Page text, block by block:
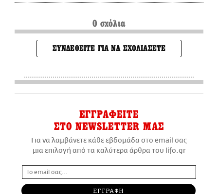
0 σχόλια
ΣΥΝΔΕΘΕΙΤΕ ΓΙΑ ΝΑ ΣΧΟΛΙΑΣΕΤΕ
ΕΓΓΡΑΦΕΙΤΕ
ΣΤΟ NEWSLETTER ΜΑΣ
Για να λαμβάνετε κάθε εβδομάδα στο email σας
μια επιλογή από τα καλύτερα άρθρα του lifo.gr
ΕΓΓΡΑΦΗ